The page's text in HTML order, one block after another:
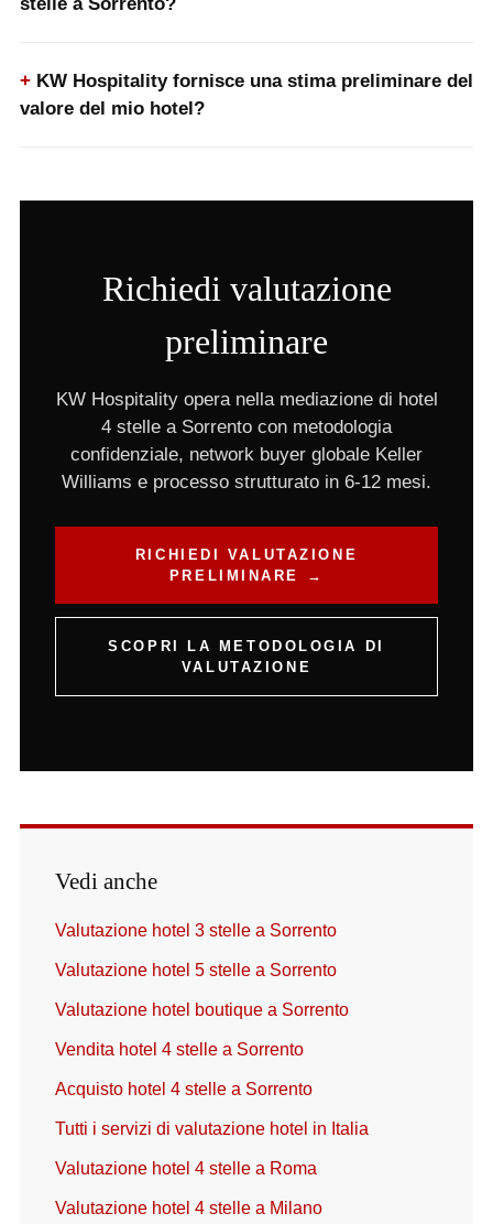
KW Hospitality fornisce una stima preliminare del
valore del mio hotel?
Richiedi valutazione
preliminare
KW Hospitality opera nella mediazione di hotel
4 stelle a Sorrento con metodologia
confidenziale, network buyer globale Keller
Williams e processo strutturato in 6-12 mesi.
RICHIEDI VALUTAZIONE
PRELIMINARE →
SCOPRI LA METODOLOGIA DI
VALUTAZIONE
Vedi anche
Valutazione hotel 3 stelle a Sorrento
Valutazione hotel 5 stelle a Sorrento
Valutazione hotel boutique a Sorrento
Vendita hotel 4 stelle a Sorrento
Acquisto hotel 4 stelle a Sorrento
Tutti i servizi di valutazione hotel in Italia
Valutazione hotel 4 stelle a Roma
Valutazione hotel 4 stelle a Milano